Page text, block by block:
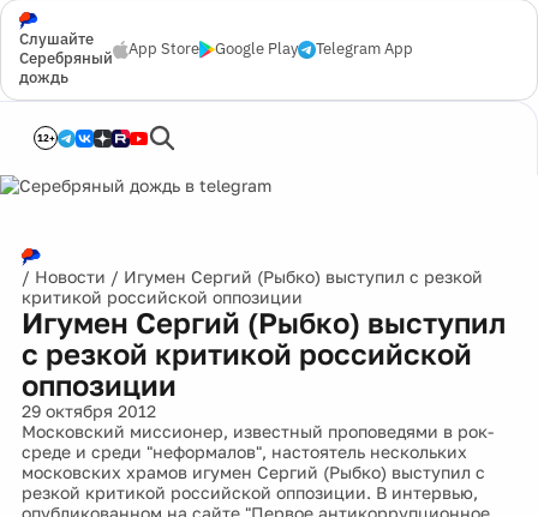
Слушайте
Серебряный
дождь
App Store Google Play Telegram App
12+
/ Новости / Игумен Сергий (Рыбко) выступил с резкой
критикой российской оппозиции
Игумен Сергий (Рыбко) выступил
с резкой критикой российской
оппозиции
29 октября 2012
Московский миссионер, известный проповедями в рок-
среде и среди "неформалов", настоятель нескольких
московских храмов игумен Сергий (Рыбко) выступил с
резкой критикой российской оппозиции. В интервью,